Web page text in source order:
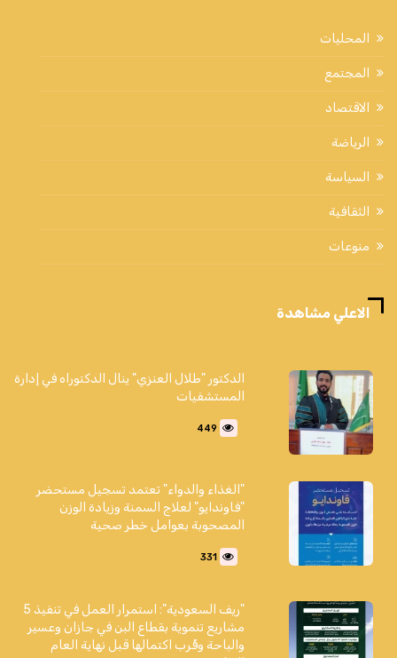
المحليات
المجتمع
الاقتصاد
الرياضة
السياسة
الثقافية
منوعات
الاعلي مشاهدة
الدكتور "طلال العنزي" ينال الدكتوراه في إدارة
المستشفيات
449
"الغذاء والدواء" تعتمد تسجيل مستحضر
"فاوندايو" لعلاج السمنة وزيادة الوزن
المصحوبة بعوامل خطر صحية
331
"ريف السعودية": استمرار العمل في تنفيذ 5
مشاريع تنموية بقطاع البن في جازان وعسير
والباحة وقُرب اكتمالها قبل نهاية العام